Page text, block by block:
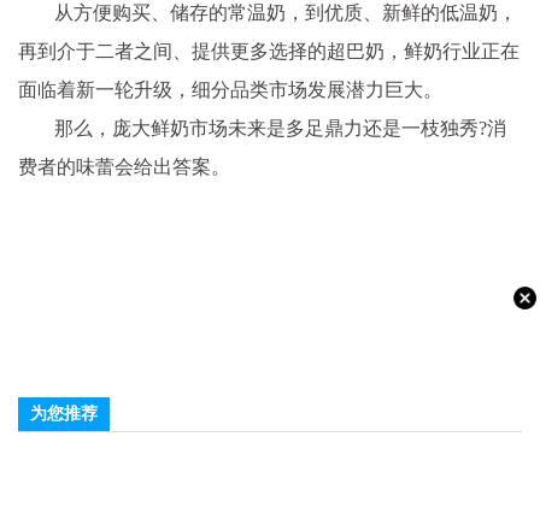
从方便购买、储存的常温奶，到优质、新鲜的低温奶，
再到介于二者之间、提供更多选择的超巴奶，鲜奶行业正在
面临着新一轮升级，细分品类市场发展潜力巨大。
那么，庞大鲜奶市场未来是多足鼎力还是一枝独秀?消
费者的味蕾会给出答案。
为您推荐